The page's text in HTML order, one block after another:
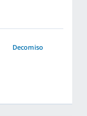
Decomiso